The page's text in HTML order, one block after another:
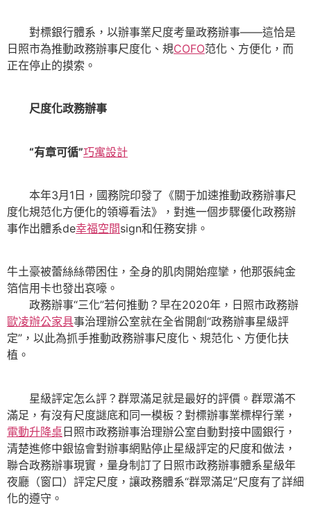
對標銀行體系，以辦事業尺度考量政務辦事——這恰是
日照市為推動政務辦事尺度化、規COFO范化、方便化，而
正在停止的摸索。
尺度化政務辦事
“有章可循”巧寓設計
本年3月1日，國務院印發了《關于加速推動政務辦事尺
度化規范化方便化的領導看法》，對進一個步驟優化政務辦
事作出體系de幸福空間sign和任務安排。
牛土豪被蕾絲絲帶困住，全身的肌肉開始痙攣，他那張純金
箔信用卡也發出哀嚎。
政務辦事“三化”若何推動？早在2020年，日照市政務辦
歐凌辦公家具事治理辦公室就在全省開創“政務辦事星級評
定”，以此為抓手推動政務辦事尺度化、規范化、方便化扶
植。
星級評定怎么評？群眾滿足就是最好的評價。群眾滿不
滿足，有沒有尺度謎底和同一模板？對標辦事業標桿行業，
電動升降桌日照市政務辦事治理辦公室自動對接中國銀行，
清楚進修中銀協會對辦事網點停止星級評定的尺度和做法，
聯合政務辦事現實，量身制訂了日照市政務辦事體系星級年
夜廳（窗口）評定尺度，讓政務體系“群眾滿足”尺度有了詳細
化的遵守。